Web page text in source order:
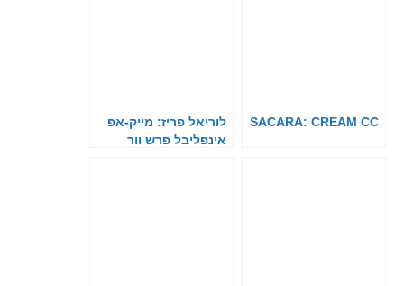
SACARA: CREAM CC
לוריאל פריז: מייק-אפ
אינפליבל פרש וור